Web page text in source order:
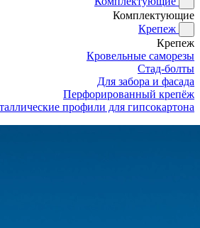
Комплектующие
Крепеж
Крепеж
Кровельные саморезы
Стад-болты
Для забора и фасада
Перфорированный крепёж
профили для гипсокартона